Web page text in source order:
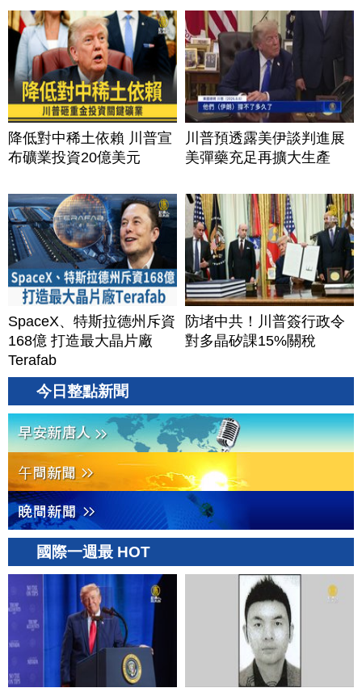
降低對中稀土依賴 川普宣
布礦業投資20億美元
川普預透露美伊談判進展
美彈藥充足再擴大生產
SpaceX、特斯拉德州斥資
168億 打造最大晶片廠
Terafab
防堵中共！川普簽行政令
對多晶矽課15%關稅
今日整點新聞
國際一週最 HOT